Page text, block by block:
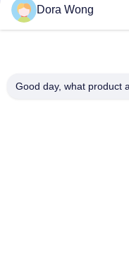
PE เคลือบ 16oz 500 มล.
ขนมถ้วยพร้อมฝา
42oz 1300ml ชามซุปแบ
Dora Wong
Good day, what product